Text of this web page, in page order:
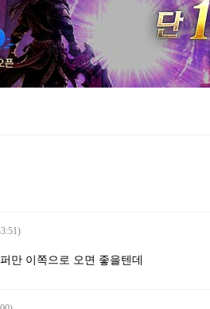
만 이쪽으로 오면 좋을텐데